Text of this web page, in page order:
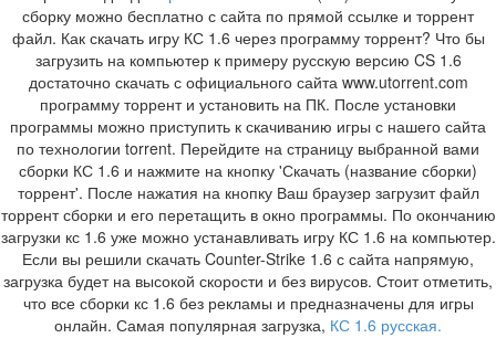
сборку можно бесплатно с сайта по прямой ссылке и торрент
файл. Как скачать игру КС 1.6 через программу торрент? Что бы
загрузить на компьютер к примеру русскую версию CS 1.6
достаточно скачать с официального сайта www.utorrent.com
программу торрент и установить на ПК. После установки
программы можно приступить к скачиванию игры с нашего сайта
по технологии torrent. Перейдите на страницу выбранной вами
сборки КС 1.6 и нажмите на кнопку 'Скачать (название сборки)
торрент'. После нажатия на кнопку Ваш браузер загрузит файл
торрент сборки и его перетащить в окно программы. По окончанию
загрузки кс 1.6 уже можно устанавливать игру КС 1.6 на компьютер.
Если вы решили скачать Counter-Strike 1.6 с сайта напрямую,
загрузка будет на высокой скорости и без вирусов. Стоит отметить,
что все сборки кс 1.6 без рекламы и предназначены для игры
онлайн. Самая популярная загрузка, КС 1.6 русская.